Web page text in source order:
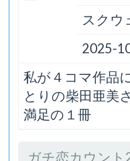
スクウ
2025-
私が４コマ作品
とりの柴田亜美
満足の１冊
ガチ恋カウント